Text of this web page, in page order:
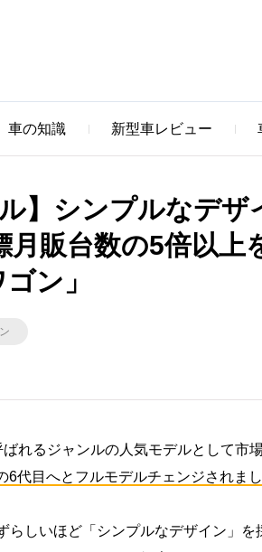
車の知識 新型車レビュー
】シンプルなデザ
販台数の5倍以上
ン」
れるジャンルの人気モデルとして市
代目へとフルモデルチェンジされまし
らしいほど「シンプルなデザイン」